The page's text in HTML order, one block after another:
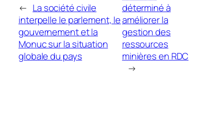
← La société civile
interpelle le parlement, le
gouvernement et la
Monuc sur la situation
globale du pays
déterminé à
améliorer la
gestion des
ressources
minières en RDC
→